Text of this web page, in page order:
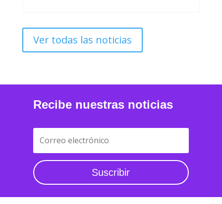
Ver todas las noticias
Recibe nuestras noticias
Suscribir